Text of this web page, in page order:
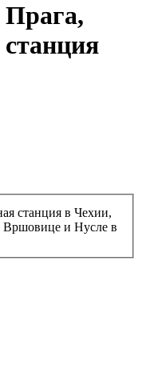
Прага,
станция в Чехии,
Вршовице и Нусле в